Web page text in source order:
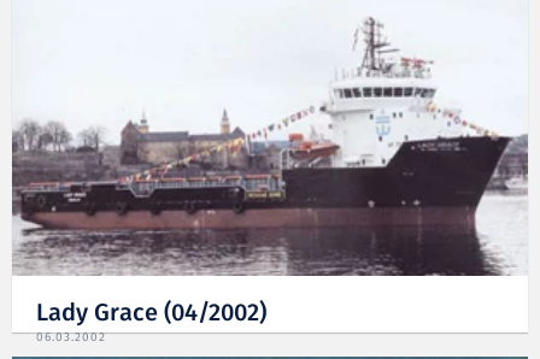
Lady Grace (04/2002)
06.03.2002